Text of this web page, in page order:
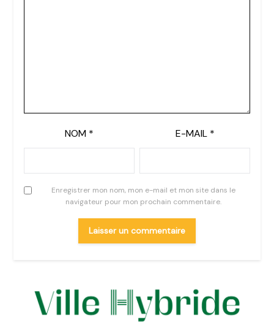
NOM * E-MAIL *
Enregistrer mon nom, mon e-mail et mon site dans le
navigateur pour mon prochain commentaire.